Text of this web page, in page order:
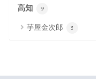
高知 9
芋屋金次郎 3